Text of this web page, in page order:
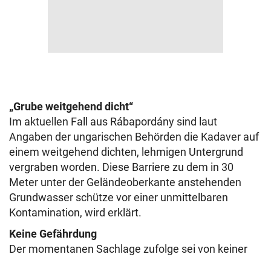
„Grube weitgehend dicht“
Im aktuellen Fall aus Rábapordány sind laut
Angaben der ungarischen Behörden die Kadaver auf
einem weitgehend dichten, lehmigen Untergrund
vergraben worden. Diese Barriere zu dem in 30
Meter unter der Geländeoberkante anstehenden
Grundwasser schütze vor einer unmittelbaren
Kontamination, wird erklärt.
Keine Gefährdung
Der momentanen Sachlage zufolge sei von keiner